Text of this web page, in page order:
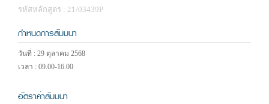
รหัสหลักสูตร : 21/03439P
กำหนดการสัมมนา
วันที่ : 29 ตุลาคม 2568
เวลา : 09.00-16.00
อัตราค่าสัมมนา